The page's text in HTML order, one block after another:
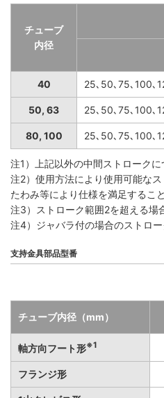
チューブ
内径
40 25､50､75､100､
50, 63 25､50､75､100､
80, 100 25､50､75､100､
注1）上記以外の中間ストローク
注2）使用方法により使用可能な
たわみ等により仕様を満足するこ
注3）ストローク範囲2を超える場
注4）ジャバラ付の場合のストロ
支持金具部品型番
チューブ内径（mm）
軸方向フート形※1
フランジ形